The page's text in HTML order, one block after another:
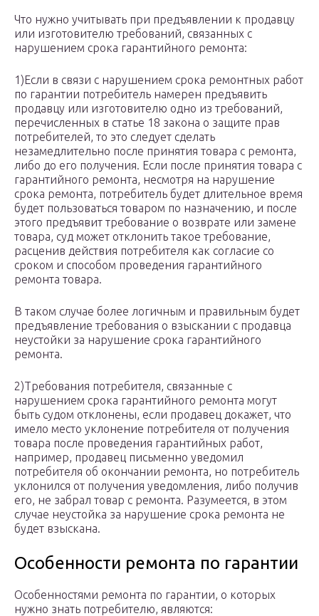
Что нужно учитывать при предъявлении к продавцу
или изготовителю требований, связанных с
нарушением срока гарантийного ремонта:
1)Если в связи с нарушением срока ремонтных работ
по гарантии потребитель намерен предъявить
продавцу или изготовителю одно из требований,
перечисленных в статье 18 закона о защите прав
потребителей, то это следует сделать
незамедлительно после принятия товара с ремонта,
либо до его получения. Если после принятия товара с
гарантийного ремонта, несмотря на нарушение
срока ремонта, потребитель будет длительное время
будет пользоваться товаром по назначению, и после
этого предъявит требование о возврате или замене
товара, суд может отклонить такое требование,
расценив действия потребителя как согласие со
сроком и способом проведения гарантийного
ремонта товара.
В таком случае более логичным и правильным будет
предъявление требования о взыскании с продавца
неустойки за нарушение срока гарантийного
ремонта.
2)Требования потребителя, связанные с
нарушением срока гарантийного ремонта могут
быть судом отклонены, если продавец докажет, что
имело место уклонение потребителя от получения
товара после проведения гарантийных работ,
например, продавец письменно уведомил
потребителя об окончании ремонта, но потребитель
уклонился от получения уведомления, либо получив
его, не забрал товар с ремонта. Разумеется, в этом
случае неустойка за нарушение срока ремонта не
будет взыскана.
Особенности ремонта по гарантии
Особенностями ремонта по гарантии, о которых
нужно знать потребителю, являются: